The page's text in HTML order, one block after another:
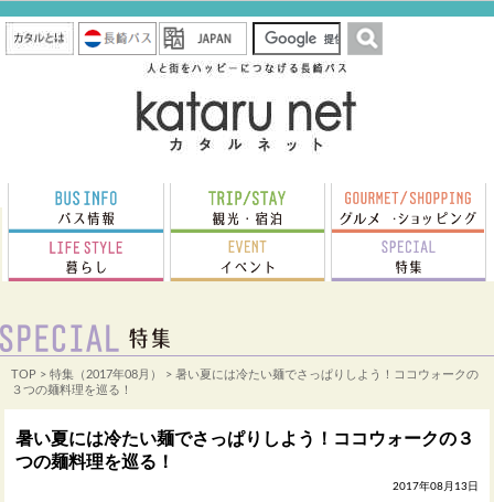
TOP > 特集（2017年08月）
> 暑い夏には冷たい麺でさっぱりしよう！ココウォークの
３つの麺料理を巡る！
暑い夏には冷たい麺でさっぱりしよう！ココウォークの３
つの麺料理を巡る！
2017年08月13日